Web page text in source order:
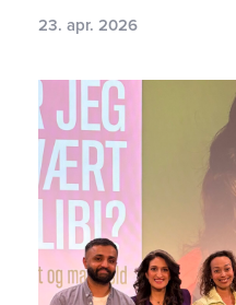
23. apr. 2026